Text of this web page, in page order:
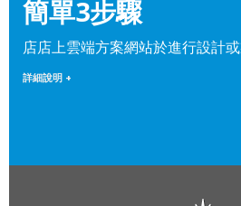
簡單3步驟
店店上雲端方案網站於進行設計
詳細說明 +